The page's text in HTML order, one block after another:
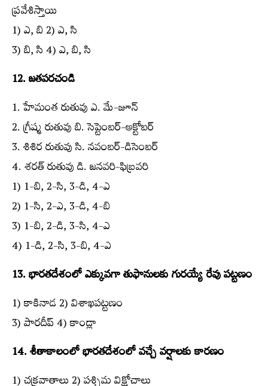
ప్రవేశిస్తాయి
1) ఎ, బి 2) ఎ, సి
3) బి, సి 4) ఎ, బి, సి
12. జతపరచండి
1. హేమంత రుతువు ఎ. మే-జూన్‌
2. గ్రీష్మ రుతువు బి. సెప్టెంబర్‌-అక్టోబర్‌
3. శిశిర రుతువు సి. నవంబర్‌-డిసెంబర్‌
4. శరత్‌ రుతువు డి. జనవరి-ఫిబ్రవరి
1) 1-బి, 2-సి, 3-డి, 4-ఎ
2) 1-సి, 2-ఎ, 3-డి, 4-బి
3) 1-బి, 2-డి, 3-సి, 4-ఎ
4) 1-డి, 2-సి, 3-బి, 4-ఎ
13. భారతదేశంలో ఎక్కువగా తుఫానులకు గురయ్యే రేవు పట్టణం
1) కాకినాడ 2) విశాఖపట్టణం
3) పారదీప్‌ 4) కాండ్లా
14. శీతాకాలంలో భారతదేశంలో వచ్చే వర్షాలకు కారణం